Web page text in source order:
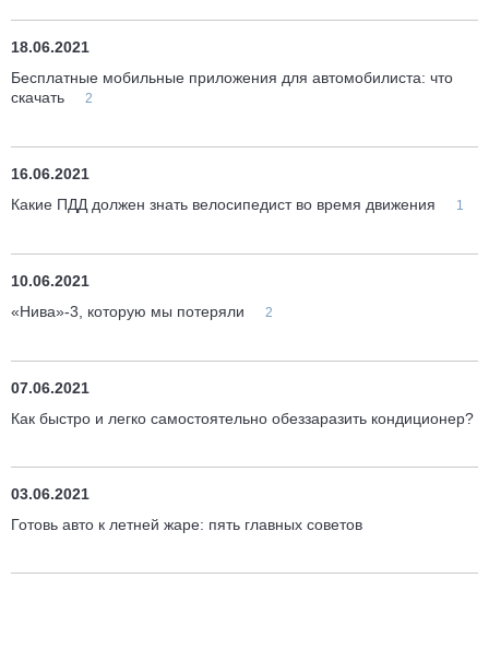
18.06.2021
Бесплатные мобильные приложения для автомобилиста: что
скачать
2
16.06.2021
Какие ПДД должен знать велосипедист во время движения
1
10.06.2021
«Нива»-3, которую мы потеряли
2
07.06.2021
Как быстро и легко самостоятельно обеззаразить кондиционер?
03.06.2021
Готовь авто к летней жаре: пять главных советов